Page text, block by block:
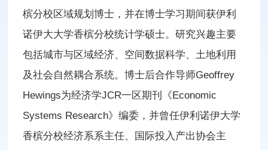
槟分校区域规划博士，并在博士学习期间获伊利
诺伊大大学香槟分校统计学硕士。研究兴趣主要
包括城市与区域经济、空间数据科学、土地利用
及社会自然耦合系统。博士后合作导师Geoffrey
Hewings为经济学JCR一区期刊《Economic
Systems Research》编委，并曾任伊利诺伊大学
香槟分校经济系系主任、国际投入产出协会主